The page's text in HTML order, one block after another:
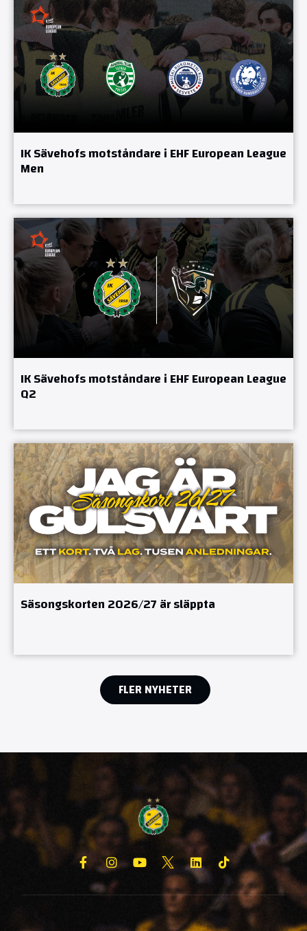
IK Sävehofs motståndare i EHF European League
Men
IK Sävehofs motståndare i EHF European League
Q2
Säsongskorten 2026/27 är släppta
FLER NYHETER